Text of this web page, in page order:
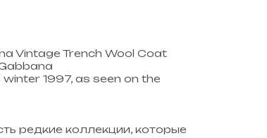
Vintage Trench Wool Coat
1997, as seen on the
редкие коллекции, которые